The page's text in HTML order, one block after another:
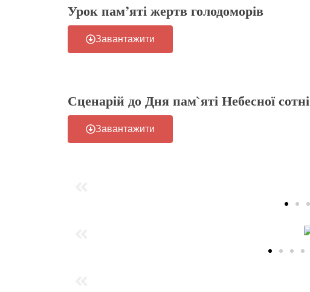
Урок пам’яті жертв голодоморів
Завантажити
Сценарій до Дня пам`яті Небесної сотні
Завантажити